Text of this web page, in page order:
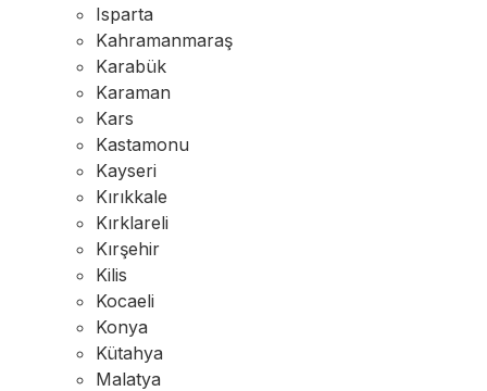
Isparta
Kahramanmaraş
Karabük
Karaman
Kars
Kastamonu
Kayseri
Kırıkkale
Kırklareli
Kırşehir
Kilis
Kocaeli
Konya
Kütahya
Malatya